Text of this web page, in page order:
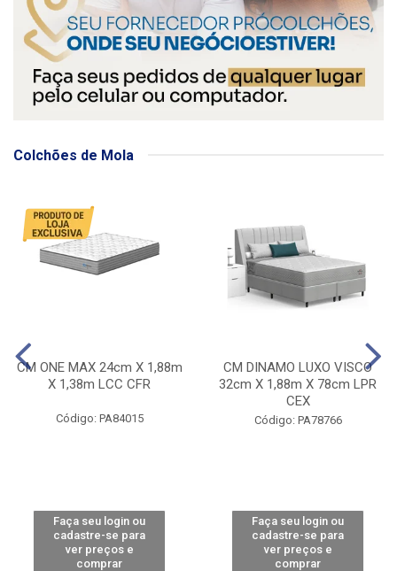
Colchões de Mola
CM ONE MAX 24cm X 1,88m
X 1,38m LCC CFR
Código: PA84015
Faça seu login ou
cadastre-se para
ver preços e
comprar
CM DINAMO LUXO VISCO
32cm X 1,88m X 78cm LPR
CEX
Código: PA78766
Faça seu login ou
cadastre-se para
ver preços e
comprar